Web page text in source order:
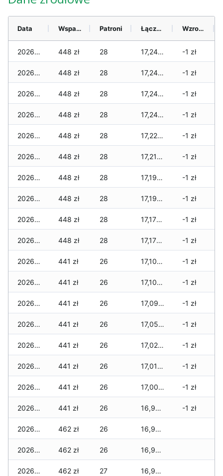
Data Wsparcie Patroni Łącznie Wzrost (28 dni)
2026-08-09 448 zł 28 17,241 zł -1 zł
2026-08-08 448 zł 28 17,241 zł -1 zł
2026-08-07 448 zł 28 17,241 zł -1 zł
2026-08-06 448 zł 28 17,241 zł -1 zł
2026-08-05 448 zł 28 17,220 zł -1 zł
2026-08-04 448 zł 28 17,213 zł -1 zł
2026-08-03 448 zł 28 17,192 zł -1 zł
2026-08-02 448 zł 28 17,192 zł -1 zł
2026-08-01 448 zł 28 17,171 zł -1 zł
2026-07-31 448 zł 28 17,171 zł -1 zł
2026-07-29 441 zł 26 17,101 zł -1 zł
2026-07-28 441 zł 26 17,101 zł -1 zł
2026-07-27 441 zł 26 17,094 zł -1 zł
2026-07-26 441 zł 26 17,052 zł -1 zł
2026-07-24 441 zł 26 17,024 zł -1 zł
2026-07-23 441 zł 26 17,010 zł -1 zł
2026-07-22 441 zł 26 17,003 zł -1 zł
2026-07-21 441 zł 26 16,982 zł -1 zł
2026-07-20 462 zł 26 16,940 zł
2026-07-18 462 zł 26 16,912 zł
2026-07-17 462 zł 27 16,912 zł